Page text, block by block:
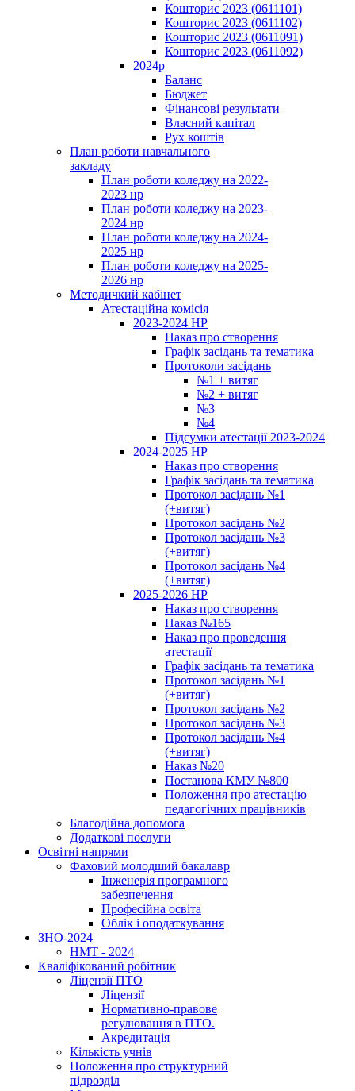
Кошторис 2023 (0611101)
Кошторис 2023 (0611102)
Кошторис 2023 (0611091)
Кошторис 2023 (0611092)
2024р
Баланс
Бюджет
Фінансові результати
Власний капітал
Рух коштів
План роботи навчального
закладу
План роботи коледжу на 2022-
2023 нр
План роботи коледжу на 2023-
2024 нр
План роботи коледжу на 2024-
2025 нр
План роботи коледжу на 2025-
2026 нр
Методичкий кабінет
Атестаційна комісія
2023-2024 НР
Наказ про створення
Графік засідань та тематика
Протоколи засідань
№1 + витяг
№2 + витяг
№3
№4
Підсумки атестації 2023-2024
2024-2025 НР
Наказ про створення
Графік засідань та тематика
Протокол засідань №1
(+витяг)
Протокол засідань №2
Протокол засідань №3
(+витяг)
Протокол засідань №4
(+витяг)
2025-2026 НР
Наказ про створення
Наказ №165
Наказ про проведення
атестації
Графік засідань та тематика
Протокол засідань №1
(+витяг)
Протокол засідань №2
Протокол засідань №3
Протокол засідань №4
(+витяг)
Наказ №20
Постанова КМУ №800
Положення про атестацію
педагогічних працівників
Благодійна допомога
Додаткові послуги
Освітні напрями
Фаховий молодший бакалавр
Інженерія програмного
забезпечення
Професійна освіта
Облік і оподаткування
ЗНО-2024
НМТ - 2024
Кваліфікований робітник
Ліцензії ПТО
Ліцензії
Нормативно-правове
регулювання в ПТО.
Акредитація
Кількість учнів
Положення про структурний
підрозділ